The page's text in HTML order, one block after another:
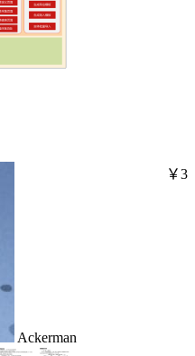
Ackerman
￥3